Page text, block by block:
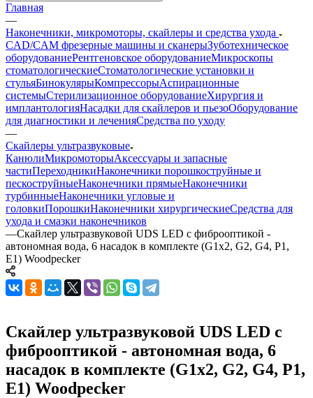
Главная
—
Наконечники, микромоторы, скайлеры и средства ухода
CAD/CAM фрезерные машины и сканерыЗуботехническое
оборудованиеРентгеновское оборудованиеМикроскопы
стоматологическиеСтоматологические установки и
стульяБинокулярыКомпрессорыАспирационные
системыСтерилизационное оборудованиеХирургия и
имплантологияНасадки для скайлеров и пьезоОборудование
для диагностики и леченияСредства по уходу
—
Скайлеры ультразвуковые
КанюлиМикромоторыАксессуары и запасные
частиПереходникиНаконечники порошкоструйные и
пескоструйныеНаконечники прямыеНаконечники
турбинныеНаконечники угловые и
головкиПорошкиНаконечники хирургическиеСредства для
ухода и смазки наконечников
—Скайлер ультразвуковой UDS LED с фиброоптикой -
автономная вода, 6 насадок в комплекте (G1x2, G2, G4, P1,
E1) Woodpecker
Скайлер ультразвуковой UDS LED с
фиброоптикой - автономная вода, 6
насадок в комплекте (G1x2, G2, G4, P1,
E1) Woodpecker